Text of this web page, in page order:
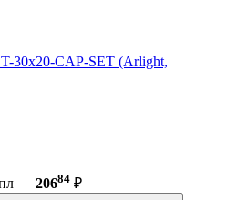
30x20-CAP-SET (Arlight,
— 20684 ₽